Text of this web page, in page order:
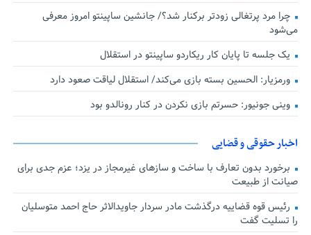
چرا مرد پرتغالی زودتر برکنار شد؟/ جانشین ساپینتو امروز معرفی
می‌شود
یک جلسه تا پایان کار ریکاردو ساپینتو در استقلال
ورمزیار: الحسین بسته بازی می‌کند/ استقلال لیاقت صعود دارد
وینی جونیور: حسرتم بازی نکردن در کنار رونالدو بود
اخبار حقوقی و قضایی
برخورد بدون تعارف با ساخت‌ و سازهای غیرمجاز در یزد؛ عزم جدی برای
صیانت از طبیعت
رئیس قوه قضاییه درگذشت مادر سردار جاویدالاثر حاج احمد متوسلیان
را تسلیت گفت